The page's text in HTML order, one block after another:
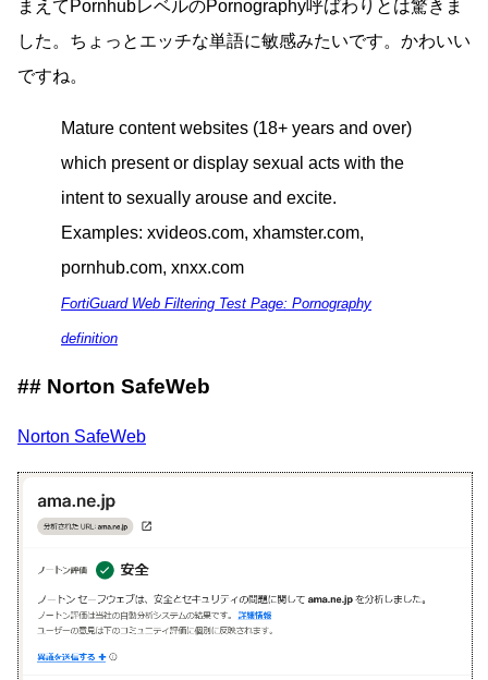
まえてPornhubレベルのPornography呼ばわりとは驚きま
した。ちょっとエッチな単語に敏感みたいです。かわいい
ですね。
Mature content websites (18+ years and over)
which present or display sexual acts with the
intent to sexually arouse and excite.
Examples: xvideos.com, xhamster.com,
pornhub.com, xnxx.com
FortiGuard Web Filtering Test Page: Pornography
definition
Norton SafeWeb
Norton SafeWeb